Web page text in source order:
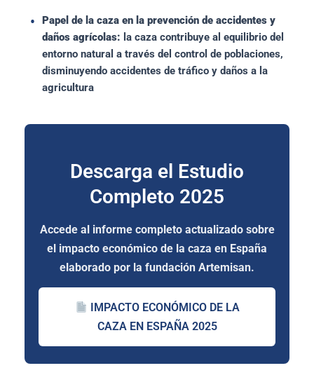
Papel de la caza en la prevención de accidentes y
daños agrícolas: la caza contribuye al equilibrio del
entorno natural a través del control de poblaciones,
disminuyendo accidentes de tráfico y daños a la
agricultura
Descarga el Estudio
Completo 2025
Accede al informe completo actualizado sobre
el impacto económico de la caza en España
elaborado por la fundación Artemisan.
IMPACTO ECONÓMICO DE LA
CAZA EN ESPAÑA 2025